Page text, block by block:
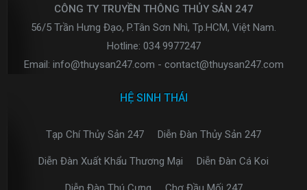
CÔNG TY TRUYỀN THÔNG THỦY SẢN 247
56/5 Trần Hưng Đạo, P.Tân Sơn Nhì, Tp.HCM, Việt Nam.
Hotline: 034 9977247
Email: info@thuysan247.com - contact@thuysan247.com
HỆ SINH THÁI
Tạp Chí Thủy Sản 247 Diễn Đàn Thủy Sản 247
Diễn Đàn Xuất Khẩu Thương Mại Diễn Đàn Cá Koi